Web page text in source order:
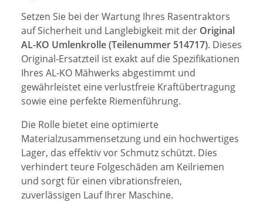
Setzen Sie bei der Wartung Ihres Rasentraktors
auf Sicherheit und Langlebigkeit mit der Original
AL-KO Umlenkrolle (Teilenummer 514717). Dieses
Original-Ersatzteil ist exakt auf die Spezifikationen
Ihres AL-KO Mähwerks abgestimmt und
gewährleistet eine verlustfreie Kraftübertragung
sowie eine perfekte Riemenführung.
Die Rolle bietet eine optimierte
Materialzusammensetzung und ein hochwertiges
Lager, das effektiv vor Schmutz schützt. Dies
verhindert teure Folgeschäden am Keilriemen
und sorgt für einen vibrationsfreien,
zuverlässigen Lauf Ihrer Maschine.